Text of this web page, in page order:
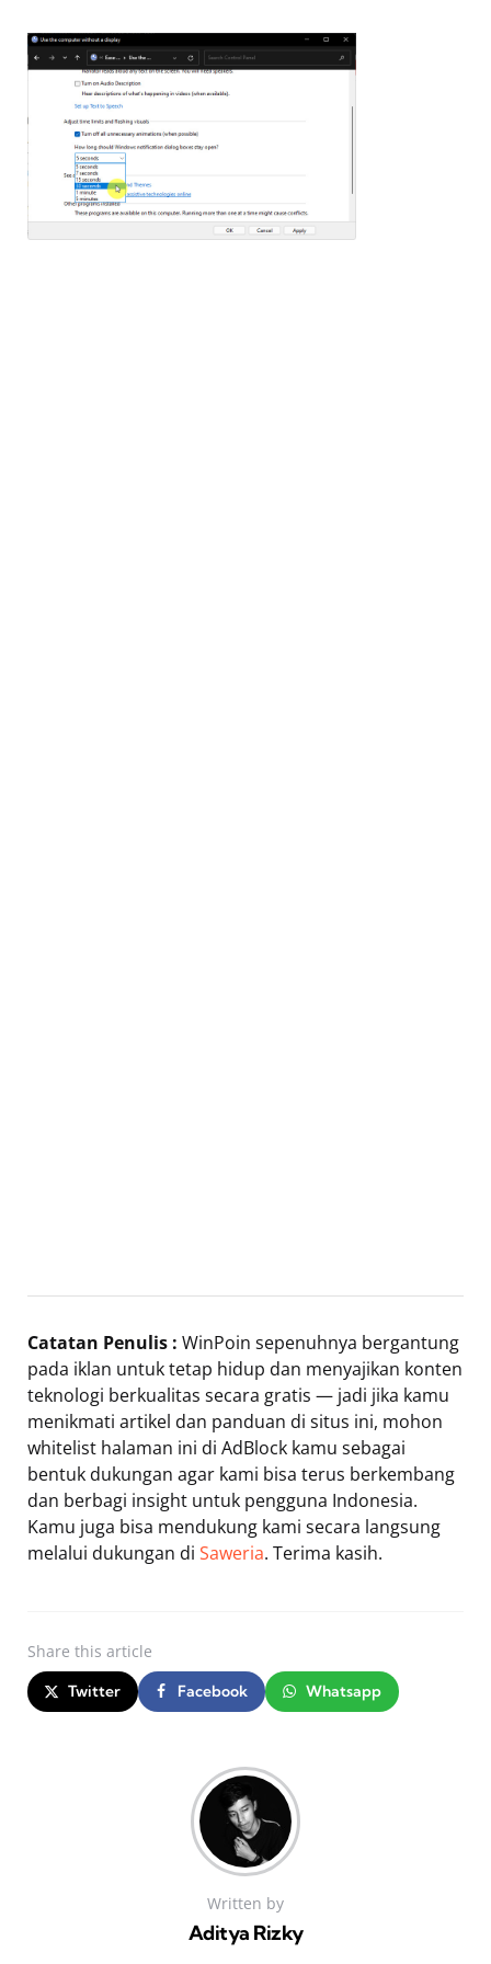
Catatan Penulis : WinPoin sepenuhnya bergantung
pada iklan untuk tetap hidup dan menyajikan konten
teknologi berkualitas secara gratis — jadi jika kamu
menikmati artikel dan panduan di situs ini, mohon
whitelist halaman ini di AdBlock kamu sebagai
bentuk dukungan agar kami bisa terus berkembang
dan berbagi insight untuk pengguna Indonesia.
Kamu juga bisa mendukung kami secara langsung
melalui dukungan di Saweria. Terima kasih.
Share this article
Twitter Facebook Whatsapp
Written by
Aditya Rizky